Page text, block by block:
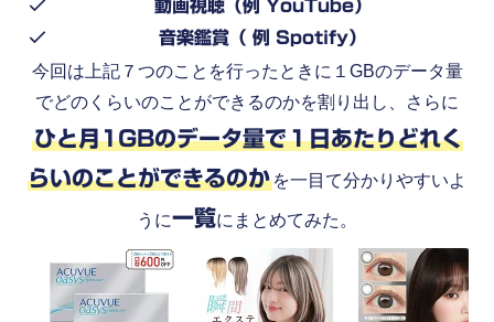
動画視聴（例 YouTube）
音楽鑑賞（ 例 Spotify）
今回は上記７つのことを行ったときに１GBのデータ量
でどのくらいのことができるのかを割り出し、さらに
ひと月1GBのデータ量で１日あたりどれく
らいのことができるのか を一目て分かりやすいよ
うに一覧にまとめてみた。